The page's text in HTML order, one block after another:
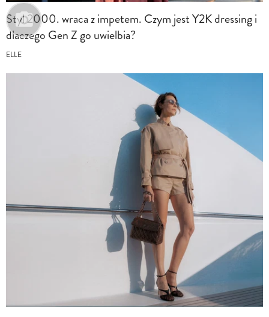
Styl 2000. wraca z impetem. Czym jest Y2K dressing i
dlaczego Gen Z go uwielbia?
ELLE